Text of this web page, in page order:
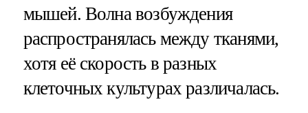
мышей. Волна возбуждения
распространялась между тканями,
хотя её скорость в разных
клеточных культурах различалась.